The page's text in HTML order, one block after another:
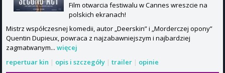
Film otwarcia festiwalu w Cannes wreszcie na
polskich ekranach!
Mistrz współczesnej komedii, autor „Deerskin” i „Morderczej opony”
Quentin Dupieux, powraca z najzabawniejszym i najbardziej
zagmatwanym... więcej
repertuar kin | opis i szczegóły | trailer | opinie